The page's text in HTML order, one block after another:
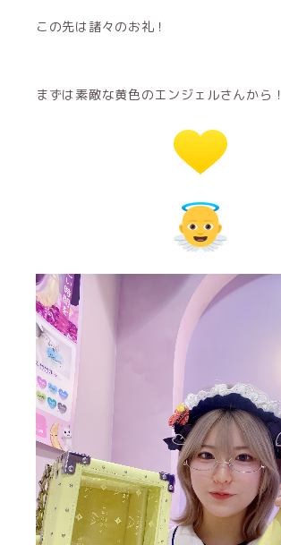
この先は諸々のお礼！
まずは素敵な黄色のエンジェルさんから！